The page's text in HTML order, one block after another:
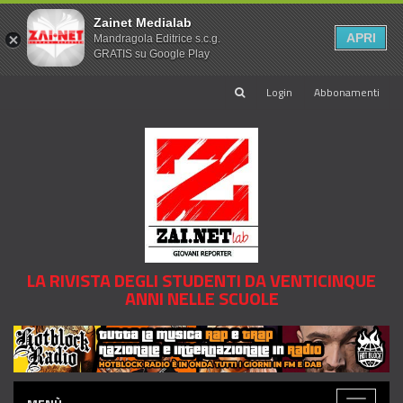
Login Abbonamenti
LA RIVISTA DEGLI STUDENTI DA VENTICINQUE
ANNI NELLE SCUOLE
Zainet Medialab
Mandragola Editrice s.c.g.
GRATIS su Google Play
APRI